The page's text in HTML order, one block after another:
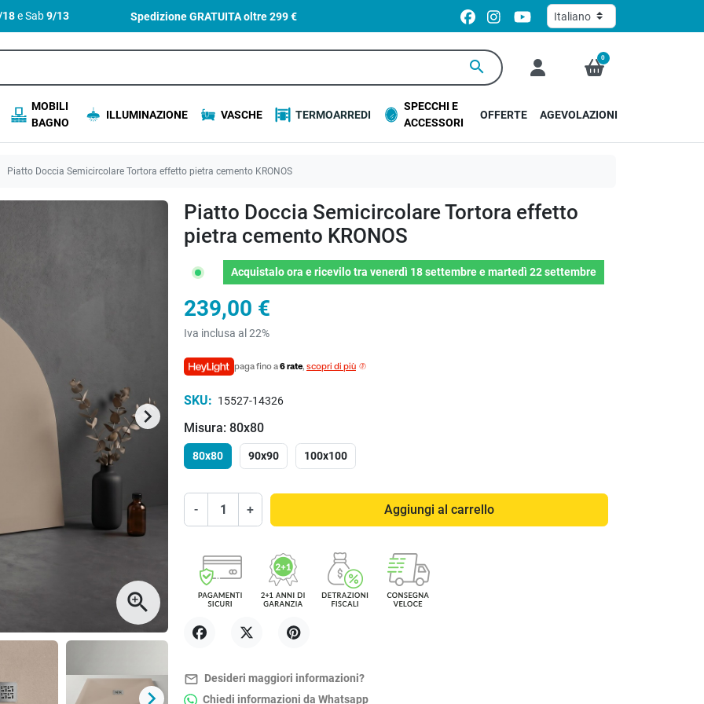
18e Sab9/13 Spedizione GRATUITA oltre299 €
search 0
MOBILI
BAGNO
ILLUMINAZIONE VASCHE TERMOARREDI
SPECCHI E
ACCESSORI
OFFERTE AGEVOLAZIONI
Piatto Doccia Semicircolare Tortora effetto pietra cemento KRONOS
Successivo
keyboard_arrow_right
zoom_in
keyboard_arrow_right
Piatto Doccia Semicircolare Tortora effetto
pietra cemento KRONOS
Acquistalo ora e ricevilotravenerdì 18 settembreemartedì 22 settembre
239,00 €
Iva inclusa al 22%
paga fino a6 rate, scopri di più
SKU: 15527-14326
Misura: 80x80
80x80 90x90 100x100
- + Aggiungi al carrello
mail_outline Desideri maggiori informazioni?
Chiedi informazioni da Whatsapp